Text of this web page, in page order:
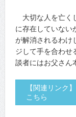
大切な人を亡く
に存在していない
が解消されるわけ
ジして手を合わせ
談者にはお父さん
【関連リンク
こちら